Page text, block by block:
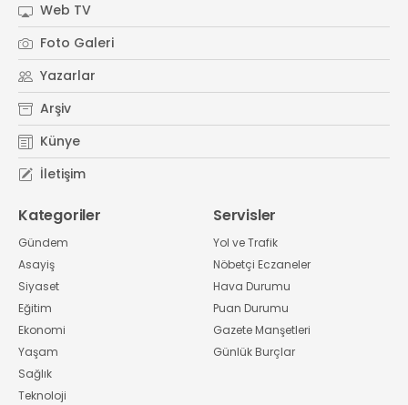
Web TV
Foto Galeri
Yazarlar
Arşiv
Künye
İletişim
Kategoriler
Gündem
Asayiş
Siyaset
Eğitim
Ekonomi
Yaşam
Sağlık
Teknoloji
Servisler
Yol ve Trafik
Nöbetçi Eczaneler
Hava Durumu
Puan Durumu
Gazete Manşetleri
Günlük Burçlar